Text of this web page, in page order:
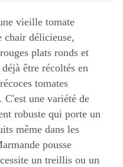
vieille tomate
chair délicieuse,
plats ronds et
être récoltés en
tomates
C'est une variété de
robuste qui porte un
même dans les
pousse
un treillis ou un